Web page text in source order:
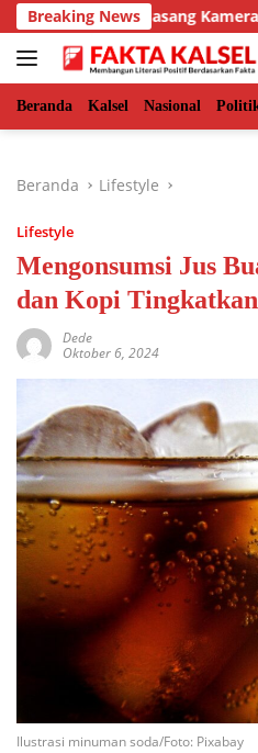
Langsung
ke
konten
Breaking News
Pasang Kamera dan
Beranda Kalsel Nasional
Beranda Lifestyle
Lifestyle
Mengonsumsi Jus
dan Kopi
Dede
Oktober 6, 2024
Ilustrasi minuman soda/Foto: Pixabay